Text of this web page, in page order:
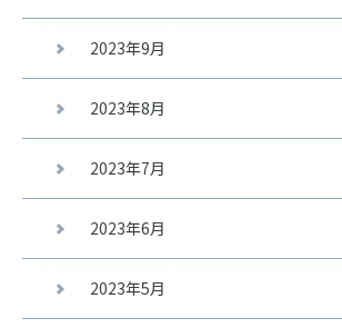
2023年9月
2023年8月
2023年7月
2023年6月
2023年5月